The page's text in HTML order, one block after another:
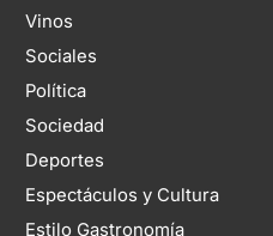
Vinos
Sociales
Política
Sociedad
Deportes
Espectáculos y Cultura
Estilo Gastronomía